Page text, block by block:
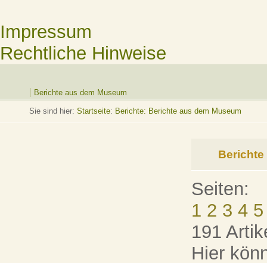
Impressum
Rechtliche Hinweise
Berichte aus dem Museum
Sie sind hier: Startseite: Berichte: Berichte aus dem Museum
Seiten:
1 2 3 4 5
191
Hier